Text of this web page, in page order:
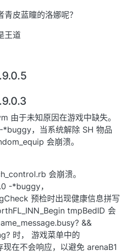
皮蓝瞳的洛娜呢？
王道
由于未知原因在游戏中缺失。
，当系统解除 SH 物品
会崩溃。
会崩溃。
-*buggy，
预检时出现健康信息拼写
tmpBedID 会
&&
时， 游戏菜单中的
在不会响应，以避免 arenaB1